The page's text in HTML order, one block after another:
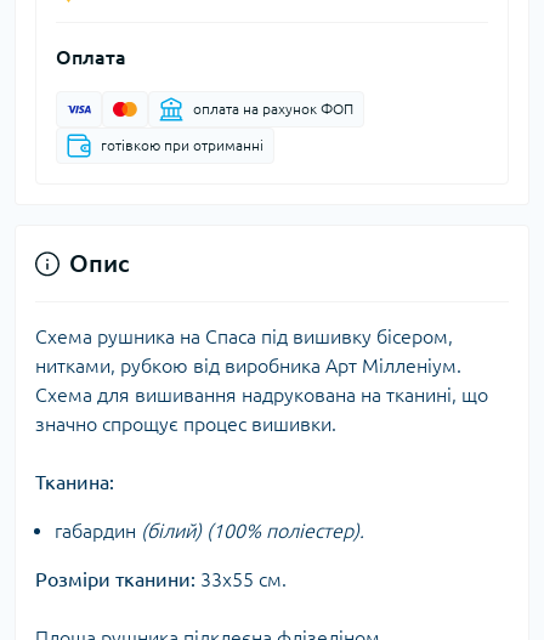
Оплата
оплата на рахунок ФОП
готівкою при отриманні
Опис
Схема рушника на Спаса під вишивку бісером,
нитками, рубкою від виробника Арт Мілленіум.
Схема для вишивання надрукована на тканині, що
значно спрощує процес вишивки.
Тканина:
габардин (білий) (100% поліестер).
Розміри тканини: 33х55 см.